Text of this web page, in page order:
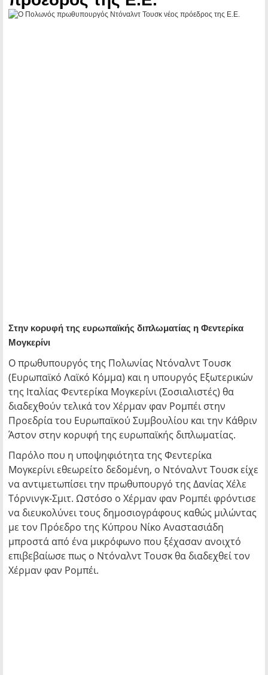
Στην κορυφή της ευρωπαϊκής διπλωματίας η Φεντερίκα
Μογκερίνι
Ο πρωθυπουργός της Πολωνίας Ντόναλντ Τουσκ
(Ευρωπαϊκό Λαϊκό Κόμμα) και η υπουργός Εξωτερικών
της Ιταλίας Φεντερίκα Μογκερίνι (Σοσιαλιστές) θα
διαδεχθούν τελικά τον Χέρμαν φαν Ρομπέι στην
Προεδρία του Ευρωπαϊκού Συμβουλίου και την Κάθριν
Άστον στην κορυφή της ευρωπαϊκής διπλωματίας.
Παρόλο που η υποψηφιότητα της Φεντερίκα
Μογκερίνι εθεωρείτο δεδομένη, ο Ντόναλντ Τουσκ είχε
να αντιμετωπίσει την πρωθυπουργό της Δανίας Χέλε
Τόρνινγκ-Σμιτ. Ωστόσο ο Χέρμαν φαν Ρομπέι φρόντισε
να διευκολύνει τους δημοσιογράφους καθώς μιλώντας
με τον Πρόεδρο της Κύπρου Νίκο Αναστασιάδη
μπροστά από ένα μικρόφωνο που ξέχασαν ανοιχτό
επιβεβαίωσε πως ο Ντόναλντ Τουσκ θα διαδεχθεί τον
Χέρμαν φαν Ρομπέι.